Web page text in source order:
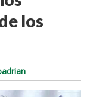
los